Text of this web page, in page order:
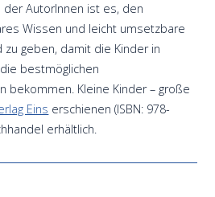
AutorInnen ist es, den
Wissen und leicht umsetzbare
zu geben, damit die Kinder in
bestmöglichen
bekommen. Kleine Kinder – große
Eins erschienen (ISBN: 978-
erhältlich.